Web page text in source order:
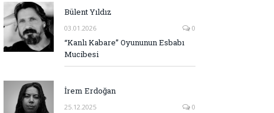
Bülent Yıldız
03.01.2026 0
“Kanlı Kabare” Oyununun Esbabı
Mucibesi
İrem Erdoğan
25.12.2025 0